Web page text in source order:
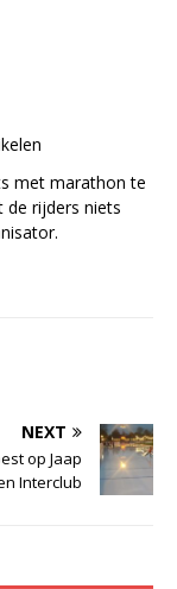
met marathon te
de rijders niets
NEXT
op Jaap
Interclub